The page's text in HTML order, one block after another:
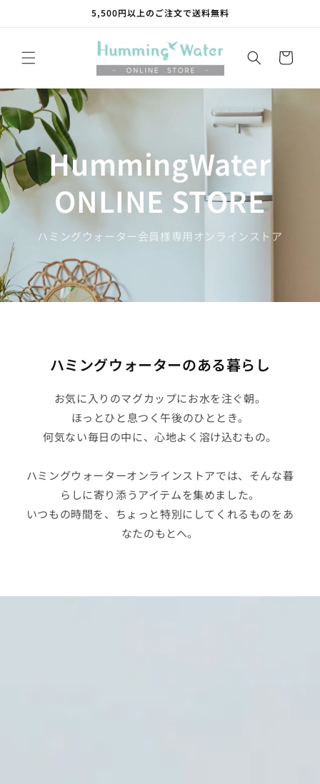
5,500円以上のご注文で送料無料
ー
HummingWater
ONLINE STORE
ハミングウォーター会員様専用オンラインストア
ハミングウォーターのある暮らし
お気に入りのマグカップにお水を注ぐ朝。
ほっとひと息つく午後のひととき。
何気ない毎日の中に、心地よく溶け込むもの。
ハミングウォーターオンラインストアでは、そんな暮
らしに寄り添うアイテムを集めました。
いつもの時間を、ちょっと特別にしてくれるものをあ
なたのもとへ。